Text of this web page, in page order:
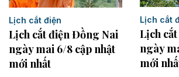
Lịch cắt điện
Lịch cắt điện Đồng Nai
ngày mai 6/8 cập nhật
mới nhất
Lịch cắt
Lịch
ngày
mới